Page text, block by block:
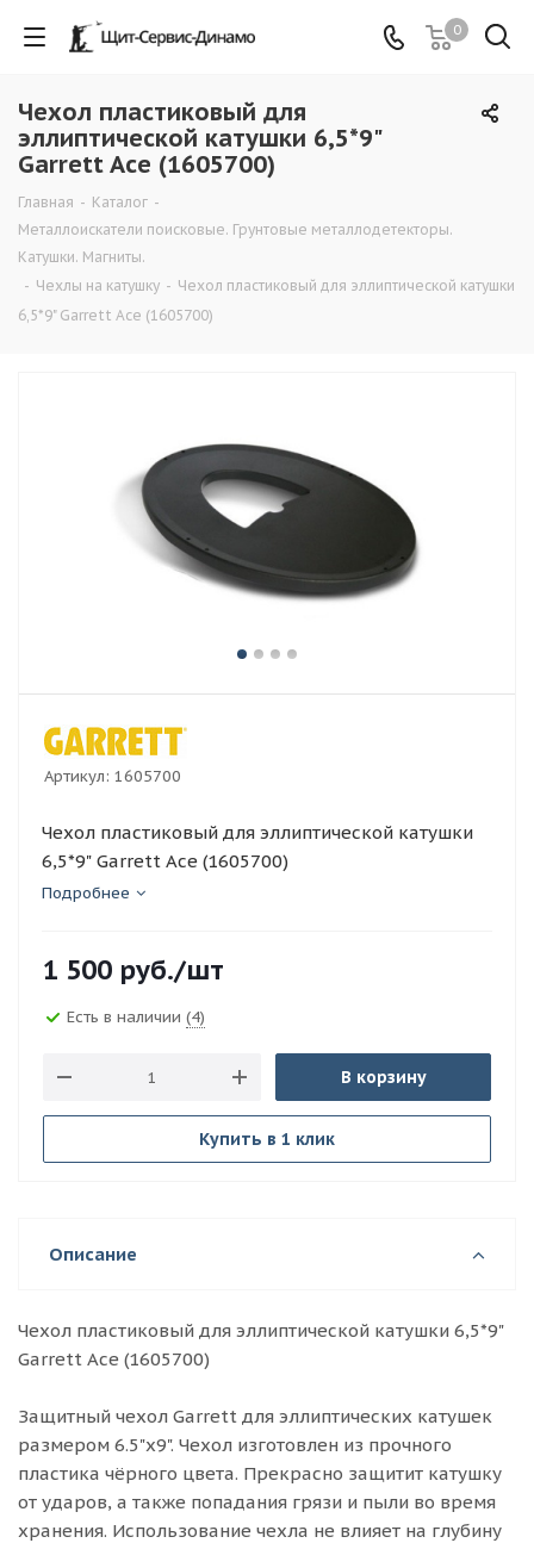
0
Чехол пластиковый для
эллиптической катушки 6,5*9"
Garrett Ace (1605700)
Главная - Каталог -
Металлоискатели поисковые. Грунтовые металлодетекторы.
Катушки. Магниты.
- Чехлы на катушку - Чехол пластиковый для эллиптической катушки
6,5*9" Garrett Ace (1605700)
Артикул: 1605700
Чехол пластиковый для эллиптической катушки
6,5*9" Garrett Ace (1605700)
Подробнее
1 500 руб./шт
Есть в наличии (4)
В корзину
Купить в 1 клик
Описание
Чехол пластиковый для эллиптической катушки 6,5*9"
Garrett Ace (1605700)
Защитный чехол Garrett для эллиптических катушек
размером 6.5"х9". Чехол изготовлен из прочного
пластика чёрного цвета. Прекрасно защитит катушку
от ударов, а также попадания грязи и пыли во время
хранения. Использование чехла не влияет на глубину